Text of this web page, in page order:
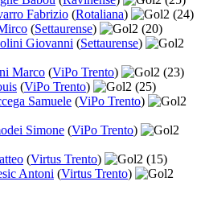
Fabrizio (Rotaliana) 2 (24)
(Settaurense) 2 (20)
Giovanni (Settaurense)
2
Marco (ViPo Trento) 2 (23)
(ViPo Trento) 2 (25)
Samuele (ViPo Trento)
2
Simone (ViPo Trento)
2
(Virtus Trento) 2 (15)
Antoni (Virtus Trento)
2